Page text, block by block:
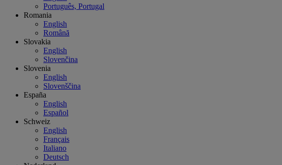
Português, Portugal
Romania
English
Română
Slovakia
English
Slovenčina
Slovenia
English
Slovenščina
España
English
Español
Schweiz
English
Français
Italiano
Deutsch